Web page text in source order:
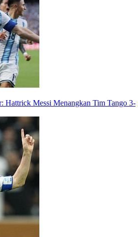
Hattrick Messi Menangkan Tim Tango 3-